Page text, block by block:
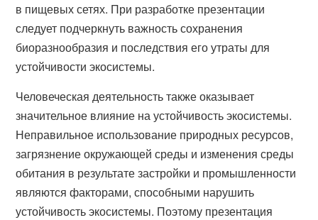
в пищевых сетях. При разработке презентации
следует подчеркнуть важность сохранения
биоразнообразия и последствия его утраты для
устойчивости экосистемы.
Человеческая деятельность также оказывает
значительное влияние на устойчивость экосистемы.
Неправильное использование природных ресурсов,
загрязнение окружающей среды и изменения среды
обитания в результате застройки и промышленности
являются факторами, способными нарушить
устойчивость экосистемы. Поэтому презентация